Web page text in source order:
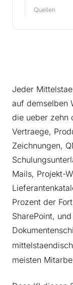
Quellen
Jeder
auf demselben
die ueber zehn
Vertraege,
Zeichnungen,
Mails, Projekt-
Prozent der
SharePoint,
meisten